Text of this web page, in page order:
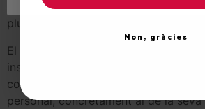
´Aran treballarem perquè això sigui
pluralitat democràtica del nostre país
El conselher d´UA matisa que el
institucions i el patrimoni col•lectiu,
consens de l´Estatut, per a posar-lo
personal, concretament al de la seva
Non, gràcies